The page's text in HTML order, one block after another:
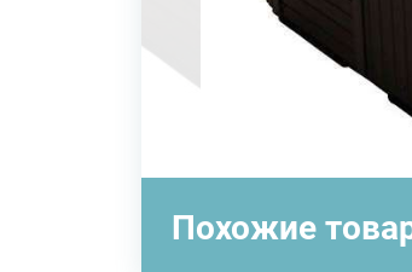
Похожие